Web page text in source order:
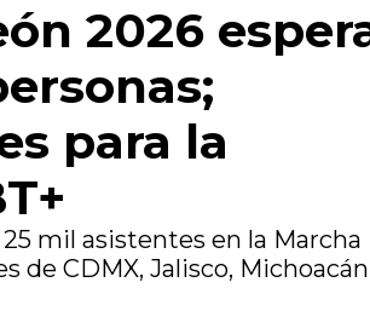
2026
para la
mil asistentes en la Marcha
de CDMX, Jalisco,